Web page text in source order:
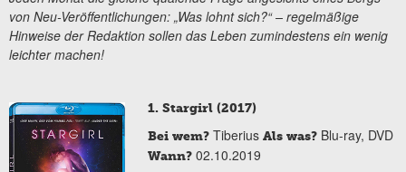
von Neu-Veröffentlichungen: „Was lohnt sich?“ – regelmäßige
Hinweise der Redaktion sollen das Leben zumindestens ein wenig
leichter machen!
1. Stargirl (2017)
Bei wem? TiberiusAls was? Blu-ray, DVD
Wann? 02.10.2019